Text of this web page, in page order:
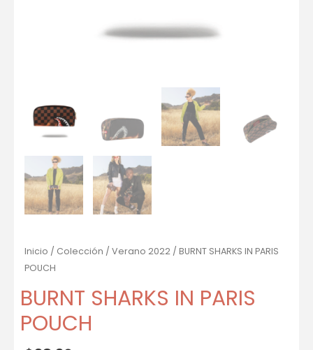
Inicio / Colección / Verano 2022 / BURNT SHARKS IN PARIS
POUCH
BURNT SHARKS IN PARIS
POUCH